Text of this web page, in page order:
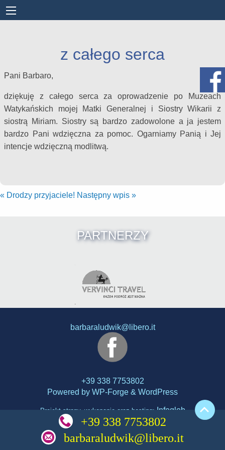
+39 338 7753802
barbaraludwik@libero.it
z całego serca
Pani Barbaro,
dziękuję z całego serca za oprowadzenie po Muzeach
Watykańskich mojej Matki Generalnej i Siostry Wikarii z
siostrą Miriam. Siostry są bardzo zadowolone a ja jestem
bardzo Pani wdzięczna za pomoc. Ogarniamy Panią i Jej
intencje wdzięczną modlitwą.
« Drodzy przyjaciele! Następny wpis »
PARTNERZY
barbaraludwik@libero.it
+39 338 7753802
Powered by WP-Forge & WordPress
Projekt strony, wykonanie oraz hosting: Infoglob